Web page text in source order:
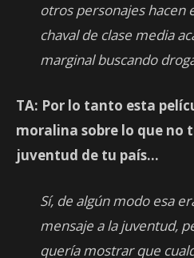
otros personajes hacen
chaval de clase media
marginal buscando
TA: Por lo tanto esta
moralina sobre lo que no
juventud de tu país…
Sí, de algún modo esa
mensaje a la juventud,
quería mostrar que